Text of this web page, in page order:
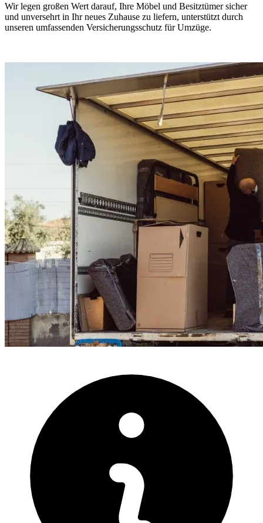
Wir legen großen Wert darauf, Ihre Möbel und Besitztümer sicher
und unversehrt in Ihr neues Zuhause zu liefern, unterstützt durch
unseren umfassenden Versicherungsschutz für Umzüge.